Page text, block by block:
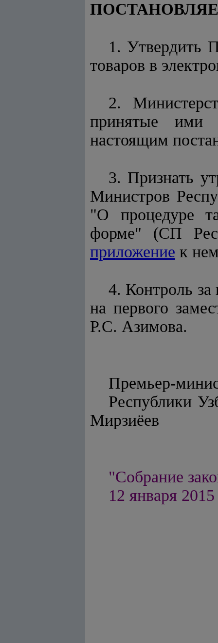
1. Утвердить
товаров в
2.
принятые ими
настоящим
3. Признать
Министров
"О процедуре
форме" (СП
приложение к
4. Контроль за
на первого
Р.С. Азимова.
Премьер-
Мирзиёев
"Собрание
12 января